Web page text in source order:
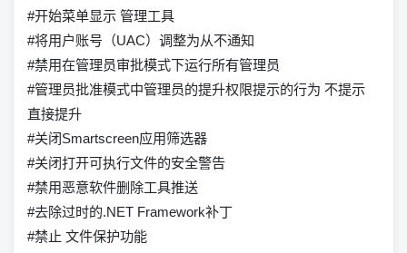
#开始菜单显示 管理工具
#将用户账号（UAC）调整为从不通知
#禁用在管理员审批模式下运行所有管理员
#管理员批准模式中管理员的提升权限提示的行为 不提示
直接提升
#关闭Smartscreen应用筛选器
#关闭打开可执行文件的安全警告
#禁用恶意软件删除工具推送
#去除过时的.NET Framework补丁
#禁止 文件保护功能